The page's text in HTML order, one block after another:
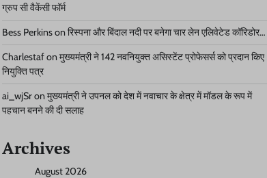
ग्रुप सी वैकेंसी फॉर्म
Bess Perkinsonरिस्पना और बिंदाल नदी पर बनेगा चार लेन एलिवेटेड कॉरिडोर…
Charlestafonमुख्यमंत्री ने 142 नवनियुक्त असिस्टेंट प्रोफेसर्स को प्रदान किए
नियुक्ति पत्र
ai_wjSronमुख्यमंत्री ने उपनल को देश में नवाचार के क्षेत्र में मॉडल के रूप में
पहचान बनने की दी सलाह
Archives
August 2026